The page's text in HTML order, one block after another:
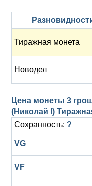
Тиражная монета
Новодел
Цена монеты 3
(Николай I)
Сохранность: ?
VG
VF